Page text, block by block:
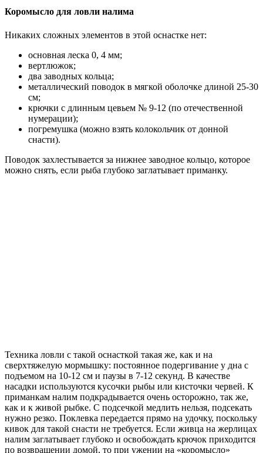
Коромысло для ловли налима
Никаких сложных элементов в этой оснастке нет:
основная леска 0, 4 мм;
вертлюжок;
два заводных кольца;
металлический поводок в мягкой оболочке длиной 25-30
см;
крючки с длинным цевьем № 9-12 (по отечественной
нумерации);
погремушка (можно взять колокольчик от донной
снасти).
Поводок захлестывается за нижнее заводное кольцо, которое
можно снять, если рыба глубоко заглатывает приманку.
Техника ловли с такой оснасткой такая же, как и на
сверхтяжелую мормышку: постоянное подергивание у дна с
подъемом на 10-12 см и паузы в 7-12 секунд. В качестве
насадки используются кусочки рыбы или кисточки червей. К
приманкам налим подкрадывается очень осторожно, так же,
как и к живой рыбке. С подсечкой медлить нельзя, подсекать
нужно резко. Поклевка передается прямо на удочку, поскольку
кивок для такой снасти не требуется. Если живца на жерлицах
налим заглатывает глубоко и освобождать крючок приходится
по возвращении домой, то при ужении на «коромысло»